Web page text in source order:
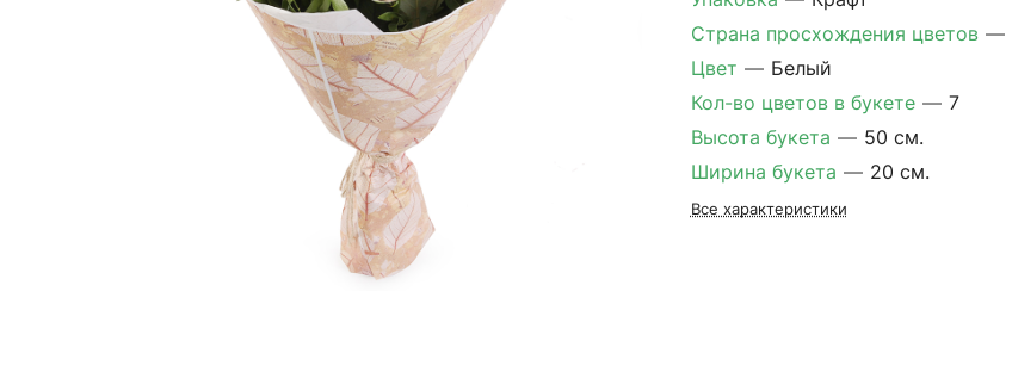
Страна просхождения цветов —
Цвет — Белый
Кол-во цветов в букете — 7
Высота букета — 50 см.
Ширина букета — 20 см.
Все характеристики